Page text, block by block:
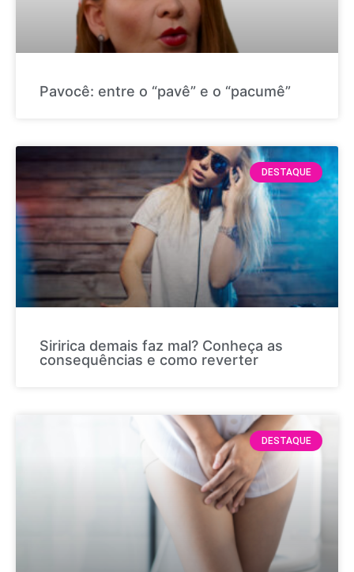
Pavocê: entre o “pavê” e o “pacumê”
DESTAQUE
Siririca demais faz mal? Conheça as
consequências e como reverter
DESTAQUE